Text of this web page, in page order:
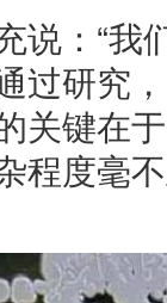
：“我
过研究
关键在
程度毫